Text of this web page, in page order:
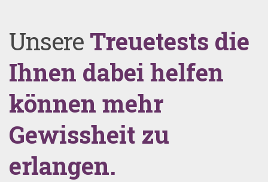
Unsere Treuetests die
Ihnen dabei helfen
können mehr
Gewissheit zu
erlangen.